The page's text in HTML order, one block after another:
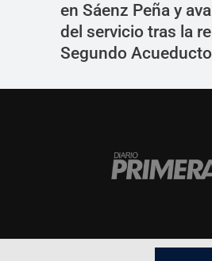
en Sáenz Peña y
del servicio tras la
Segundo Acueducto